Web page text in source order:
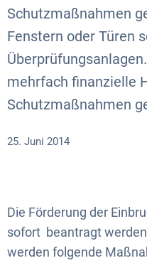
Schutzmaßnahmen
Fenstern oder Türen
mehrfach finanzielle
Schutzmaßnahmen
25. Juni 2014
Die Förderung der
sofort beantragt
werden folgende